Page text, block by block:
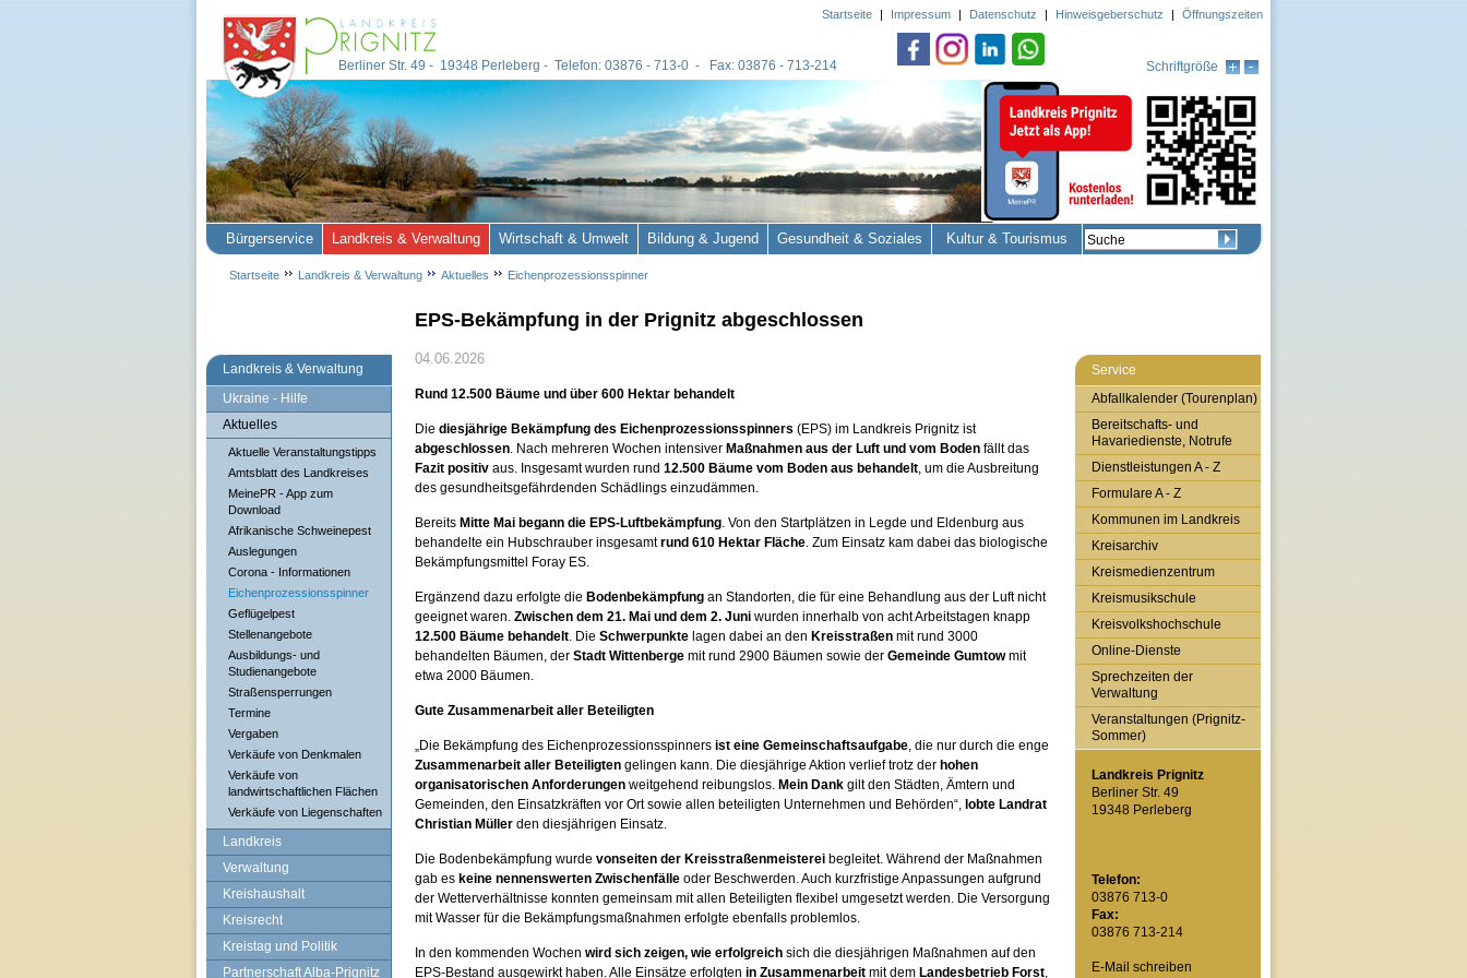
Landkreis & Verwaltung
Ukraine - Hilfe
Aktuelles
Aktuelle Veranstaltungstipps
Amtsblatt des Landkreises
MeinePR - App zum
Download
Afrikanische Schweinepest
Auslegungen
Corona - Informationen
Eichenprozessionsspinner
Geflügelpest
Stellenangebote
Ausbildungs- und
Studienangebote
Straßensperrungen
Termine
Vergaben
Verkäufe von Denkmalen
Verkäufe von
landwirtschaftlichen Flächen
Verkäufe von Liegenschaften
Landkreis
Verwaltung
Kreishaushalt
Kreisrecht
Kreistag und Politik
Partnerschaft Alba-Prignitz
EPS-Bekämpfung in der Prignitz abgeschlossen
04.06.2026
Rund 12.500 Bäume und über 600 Hektar behandelt
Die diesjährige Bekämpfung des Eichenprozessionsspinners (EPS) im Landkreis Prignitz ist
abgeschlossen. Nach mehreren Wochen intensiver Maßnahmen aus der Luft und vom Boden fällt das
Fazit positiv aus. Insgesamt wurden rund 12.500 Bäume vom Boden aus behandelt, um die Ausbreitung
des gesundheitsgefährdenden Schädlings einzudämmen.
Bereits Mitte Mai begann die EPS-Luftbekämpfung. Von den Startplätzen in Legde und Eldenburg aus
behandelte ein Hubschrauber insgesamtrund 610 Hektar Fläche. Zum Einsatz kam dabei das biologische
Bekämpfungsmittel Foray ES.
Ergänzend dazu erfolgte die Bodenbekämpfung an Standorten, die für eine Behandlung aus der Luft nicht
geeignet waren. Zwischen dem 21. Mai und dem 2. Juni wurden innerhalb von acht Arbeitstagen knapp
12.500 Bäume behandelt. Die Schwerpunkte lagen dabei an den Kreisstraßen mit rund 3000
behandelten Bäumen, der Stadt Wittenberge mit rund 2900 Bäumen sowie der Gemeinde Gumtowmit
etwa 2000 Bäumen.
Gute Zusammenarbeit aller Beteiligten
„Die Bekämpfung des Eichenprozessionsspinners ist eine Gemeinschaftsaufgabe, die nur durch die enge
Zusammenarbeit aller Beteiligten gelingen kann. Die diesjährige Aktion verlief trotz der hohen
organisatorischen Anforderungen weitgehend reibungslos. Mein Dank gilt den Städten, Ämtern und
Gemeinden, den Einsatzkräften vor Ort sowie allen beteiligten Unternehmen und Behörden“, lobte Landrat
Christian Müller den diesjährigen Einsatz.
Die Bodenbekämpfung wurde vonseiten der Kreisstraßenmeisterei begleitet. Während der Maßnahmen
gab es keine nennenswerten Zwischenfälle oder Beschwerden. Auch kurzfristige Anpassungen aufgrund
der Wetterverhältnisse konnten gemeinsam mit allen Beteiligten flexibel umgesetzt werden. Die Versorgung
mit Wasser für die Bekämpfungsmaßnahmen erfolgte ebenfalls problemlos.
In den kommenden Wochen wird sich zeigen, wie erfolgreich sich die diesjährigen Maßnahmen auf den
EPS-Bestand ausgewirkt haben. Alle Einsätze erfolgten in Zusammenarbeit mit dem Landesbetrieb Forst,
Service
Abfallkalender (Tourenplan)
Bereitschafts- und
Havariedienste, Notrufe
Dienstleistungen A - Z
Formulare A - Z
Kommunen im Landkreis
Kreisarchiv
Kreismedienzentrum
Kreismusikschule
Kreisvolkshochschule
Online-Dienste
Sprechzeiten der
Verwaltung
Veranstaltungen (Prignitz-
Sommer)
Landkreis Prignitz
Berliner Str. 49
19348 Perleberg
Telefon:
03876 713-0
Fax:
03876 713-214
E-Mail schreiben
Berliner Str. 49 - 19348 Perleberg - Telefon: 03876 - 713-0 - Fax: 03876 - 713-214 Schriftgröße
Startseite | Impressum | Datenschutz | Hinweisgeberschutz | Öffnungszeiten
Bürgerservice Landkreis & Verwaltung Wirtschaft & Umwelt Bildung & Jugend Gesundheit & Soziales Kultur & Tourismus
Startseite Landkreis & Verwaltung Aktuelles Eichenprozessionsspinner